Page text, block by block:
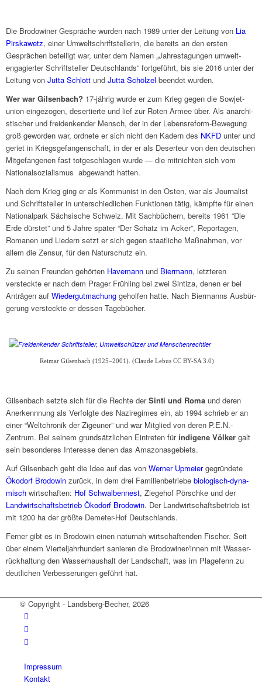
Die Brodo­wi­ner Gesprä­che wurden nach 1989 unter der Leitung von Lia
Pirska­wetz, einer Umwelt­schrift­stel­le­rin, die bereits an den ersten
Gesprä­chen betei­ligt war, unter dem Namen „Jahres­ta­gun­gen umwelt­
enga­gier­ter Schrift­stel­ler Deutsch­lands“ fort­ge­führt, bis sie 2016 unter der
Leitung von Jutta Schlott und Jutta Schöl­zel been­det wurden.
Wer war Gilsen­bach? 17-jährig wurde er zum Krieg gegen die Sowjet­
union einge­zo­gen, deser­tierte und lief zur Roten Armee über. Als anar­chi­
sti­scher und frei­den­ken­der Mensch, der in der Lebens­re­form-Bewe­gung
groß gewor­den war, ordnete er sich nicht den Kadern des NKFD unter und
geriet in Kriegs­ge­fan­gen­schaft, in der er als Deser­teur von den deut­schen
Mitge­fan­ge­nen fast totge­schla­gen wurde — die mitnich­ten sich vom
Natio­nal­so­zia­lis­mus abge­wandt hatten.
Nach dem Krieg ging er als Kommu­nist in den Osten, war als Jour­na­list
und Schrift­stel­ler in unter­schied­li­chen Funk­tio­nen tätig, kämpfte für einen
Natio­nal­park Säch­si­sche Schweiz. Mit Sach­bü­chern, bereits 1961 “Die
Erde dürstet” und 5 Jahre später “Der Schatz im Acker”, Repor­ta­gen,
Roma­nen und Liedern setzt er sich gegen staat­li­che Maßnah­men, vor
allem die Zensur, für den Natur­schutz ein.
Zu seinen Freun­den gehör­ten Have­mann und Bier­mann, letz­te­ren
versteckte er nach dem Prager Früh­ling bei zwei Sintiza, denen er bei
Anträ­gen auf Wieder­gut­ma­chung gehol­fen hatte. Nach Bier­manns Ausbür­
ge­rung versteckte er dessen Tage­bü­cher.
Reimar Gilsen­bach (1925–2001). (Claude Lebus CC BY-SA 3.0)
Gilsen­bach setzte sich für die Rechte derSinti und Roma und deren
Aner­kenn­nung als Verfolgte des Nazi­re­gimes ein, ab 1994 schrieb er an
einer “Welt­chro­nik der Zigeu­ner” und war Mitglied von deren P.E.N.-
Zentrum. Bei seinem grund­sätz­li­chen Eintre­ten fürindi­gene Völker galt
sein beson­de­res Inter­esse denen das Amazo­nas­ge­biets.
Auf Gilsen­bach geht die Idee auf das von Werner Upmeiergegrün­dete
Ökodorf Brodo­win zurück, in dem drei Fami­li­en­be­triebe biolo­gisch-dyna­
misch wirt­schaf­ten: Hof Schwal­ben­nest, Ziege­hof Pörschke und der
Land­wirt­schafts­be­trieb Ökodorf Brodo­win. Der Land­wirt­schafts­be­trieb ist
mit 1200 ha der größte Deme­ter-Hof Deutsch­lands.
Ferner gibt es in Brodo­win einen natur­nah wirt­schaf­ten­den Fischer. Seit
über einem Vier­tel­jahr­hun­dert sanie­ren die Brodowiner/innen mit Wasser­
rück­hal­tung den Wasser­haus­halt der Land­schaft, was im Plage­fenn zu
deut­li­chen Verbes­se­run­gen geführt hat.
© Copyright - Landsberg-Becher, 2026
Impres­sum
Kontakt